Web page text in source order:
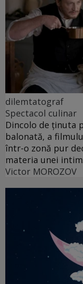
dilemtatograf
Spectacol culinar
Dincolo de ținuta
balonată, a
într-o zonă pur
materia unei
Victor MOROZOV